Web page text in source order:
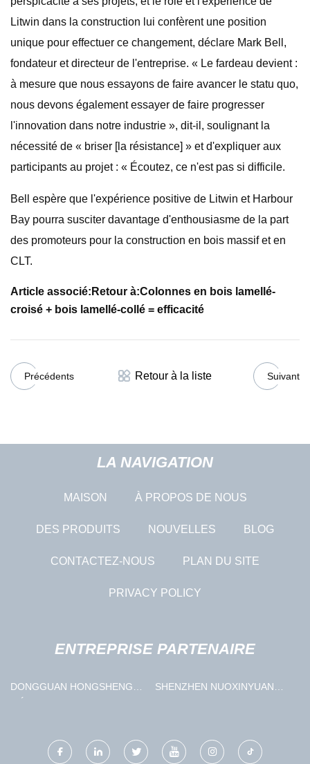
Litwin dans la construction lui confèrent une position
unique pour effectuer ce changement, déclare Mark Bell,
fondateur et directeur de l'entreprise. « Le fardeau devient :
à mesure que nous essayons de faire avancer le statu quo,
nous devons également essayer de faire progresser
l'innovation dans notre industrie », dit-il, soulignant la
nécessité de « briser [la résistance] » et d'expliquer aux
participants au projet : « Écoutez, ce n'est pas si difficile.
Bell espère que l'expérience positive de Litwin et Harbour
Bay pourra susciter davantage d'enthousiasme de la part
des promoteurs pour la construction en bois massif et en
CLT.
Article associé: Retour à:Colonnes en bois lamellé-
croisé + bois lamellé-collé = efficacité
Précédents Retour à la liste Suivant
LA NAVIGATION
MAISON À PROPOS DE NOUS
DES PRODUITS NOUVELLES BLOG
CONTACTEZ-NOUS PLAN DU SITE
PRIVACY POLICY
ENTREPRISE PARTENAIRE
DONGGUAN HONGSHENG
SHENZHEN NUOXINYUAN